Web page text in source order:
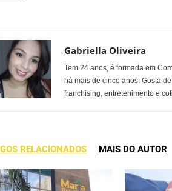
Gabriella Oliveira
Tem 24 anos, é formada em
há mais de cinco anos. Gosta
franchising, entretenimento e
RELACIONADOS MAIS DO AUTOR